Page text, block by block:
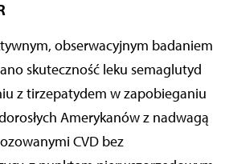
obserwacyjnym badaniem
skuteczność leku semaglutyd
z tirzepatydem w zapobieganiu
Amerykanów z nadwagą
CVD bez